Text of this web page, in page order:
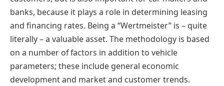
banks, because it plays a role in determining leasing
and financing rates. Being a “Wertmeister” is – quite
literally – a valuable asset. The methodology is based
on a number of factors in addition to vehicle
parameters; these include general economic
development and market and customer trends.